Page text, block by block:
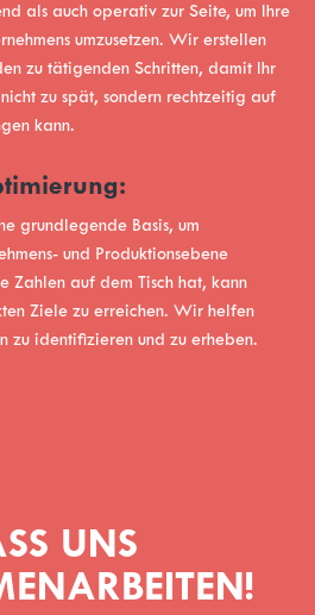
als auch operativ zur Seite, um Ihre
umzusetzen. Wir erstellen
zu tätigenden Schritten, damit Ihr
zu spät, sondern rechtzeitig auf
kann.
grundlegende Basis, um
und Produktionsebene
Zahlen auf dem Tisch hat, kann
Ziele zu erreichen. Wir helfen
zu identifizieren und zu erheben.
UNS